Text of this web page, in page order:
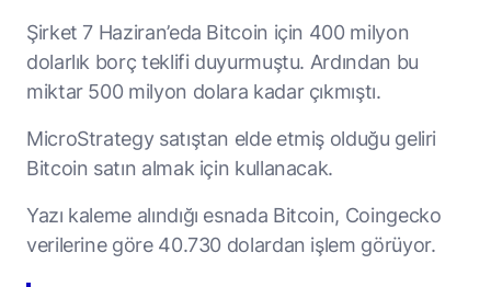
Şirket 7 Haziran’eda Bitcoin için 400 milyon
dolarlık borç teklifi duyurmuştu. Ardından bu
miktar 500 milyon dolara kadar çıkmıştı.
MicroStrategy satıştan elde etmiş olduğu geliri
Bitcoin satın almak için kullanacak.
Yazı kaleme alındığı esnada Bitcoin, Coingecko
verilerine göre 40.730 dolardan işlem görüyor.